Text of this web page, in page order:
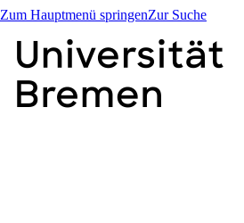
Zum Hauptmenü springenZur Suche